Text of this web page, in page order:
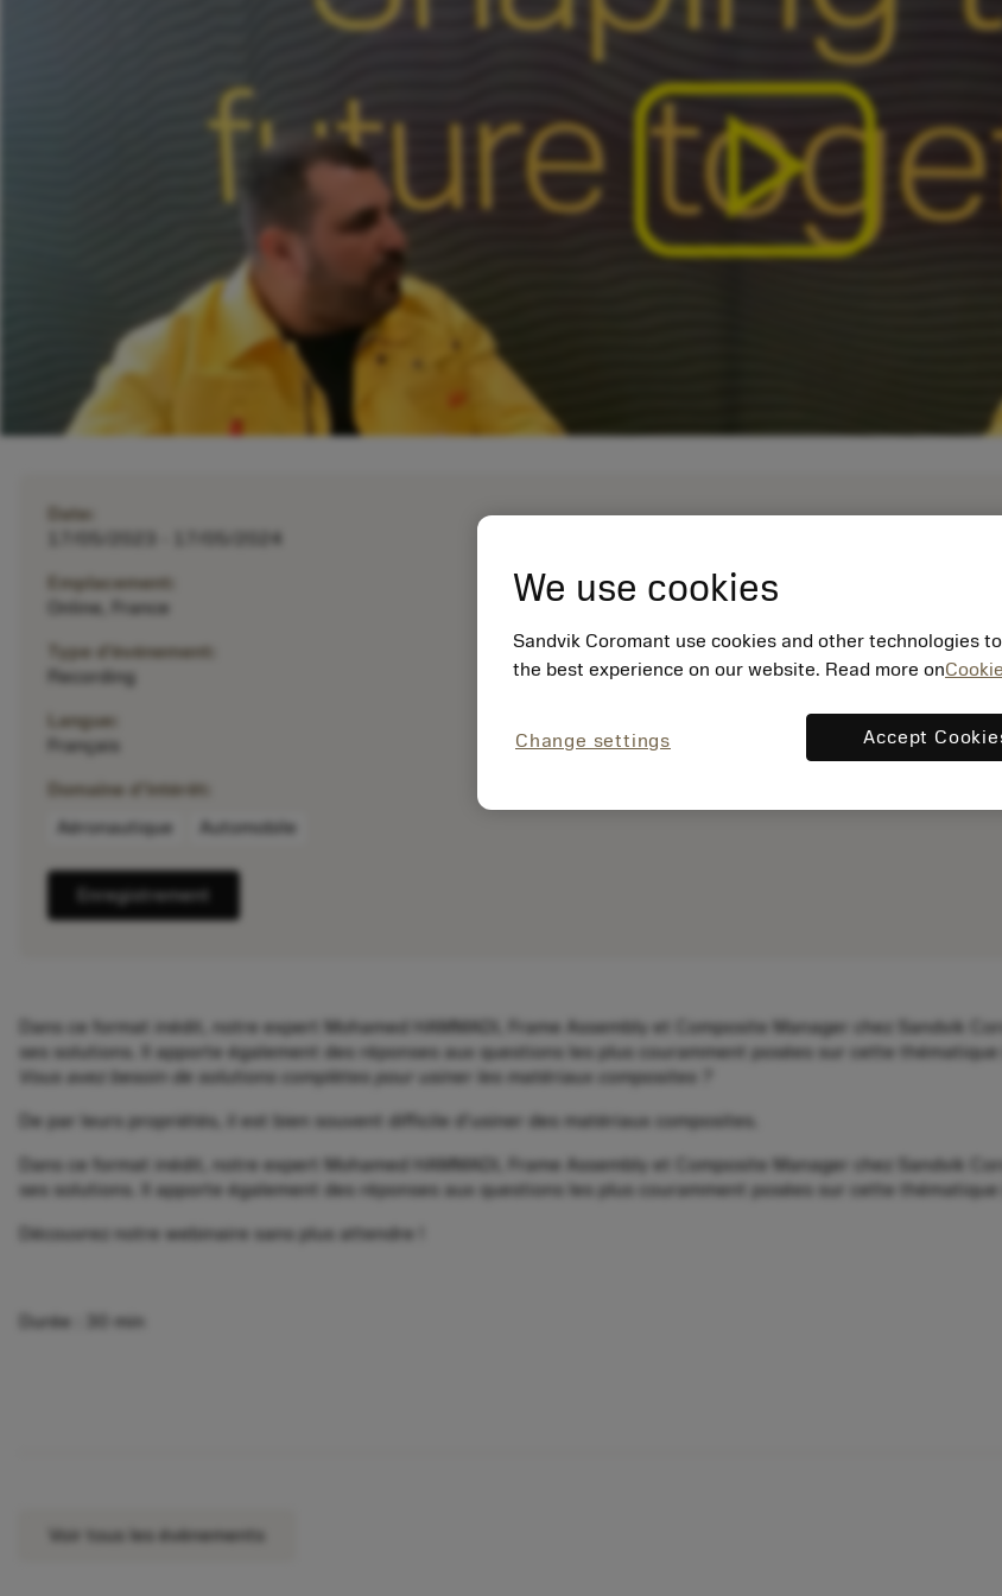
Date:
Emplacement:
Online, France
Type d'événement:
Recording
Langue:
Français
Domaine d'intérêt:
Aéronautique
Automobile
Enregistrement
Dans ce format inédit, notre expert Mohamed HAMMADI, Frame Assembly et Composite Manager chez Sandvik
ses solutions. Il apporte également des réponses aux questions les plus couramment posées sur cette thématique
Vous avez besoin de solutions complètes pour usiner les matériaux composites ?
De par leurs propriétés, il est bien souvent difficile d'usiner des matériaux composites.
Dans ce format inédit, notre expert Mohamed HAMMADI, Frame Assembly et Composite Manager chez Sandvik
ses solutions. Il apporte également des réponses aux questions les plus couramment posées sur cette
Découvrez notre webinaire sans plus attendre !
Durée : 30 min
Voir tous les évènements
We use cookies
Sandvik Coromant use cookies and other technologies
the best experience on our website. Read more on
Change settings Accept